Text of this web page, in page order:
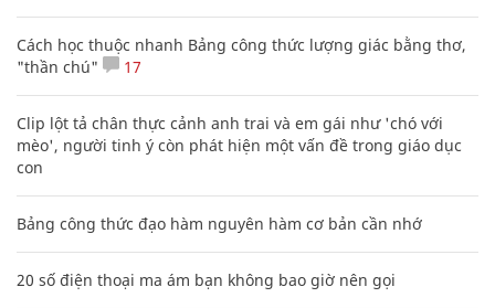
Cách học thuộc nhanh Bảng công thức lượng giác bằng thơ,
"thần chú"
17
Clip lột tả chân thực cảnh anh trai và em gái như 'chó với
mèo', người tinh ý còn phát hiện một vấn đề trong giáo dục
con
Bảng công thức đạo hàm nguyên hàm cơ bản cần nhớ
20 số điện thoại ma ám bạn không bao giờ nên gọi